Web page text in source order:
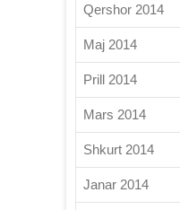
Qershor 2014
Maj 2014
Prill 2014
Mars 2014
Shkurt 2014
Janar 2014